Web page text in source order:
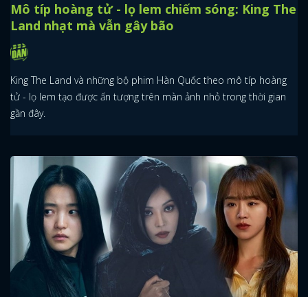
Mô típ hoàng tử - lọ lem chiếm sóng: King The
Land nhạt mà vẫn gây bão
King The Land và những bộ phim Hàn Quốc theo mô típ hoàng
tử - lọ lem tạo được ấn tượng trên màn ảnh nhỏ trong thời gian
gần đây.